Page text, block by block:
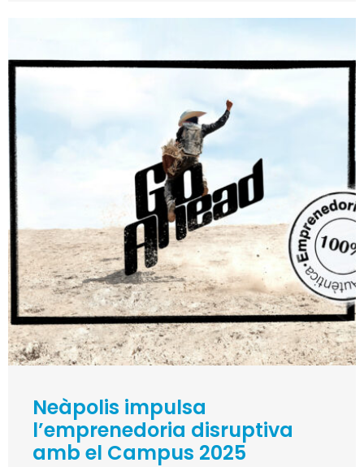
Neàpolis impulsa
l’emprenedoria disruptiva
amb el Campus 2025